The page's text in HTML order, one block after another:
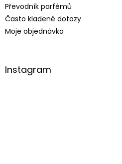
Převodník parfémů
Často kladené dotazy
Moje objednávka
Instagram